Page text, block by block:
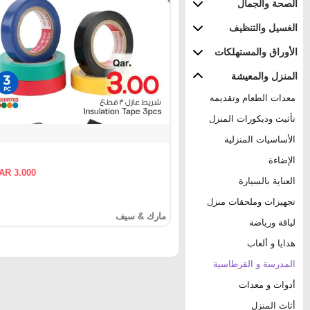
الصحة والجمال
الغسيل والتنظيف
الأوراق والمستهلكات
المنزل والمعيشة
معدات الطعام وتقديمه
تأثيث وديكورات المنزل
الأساسيات المنزلية
الإضاءة
العناية بالسيارة
تجهيزات وملحقات منزل
لياقة ورياضة
هدايا و ألعاب
المدرسة و القرطاسية
أدوات و معدات
أثاث المنزل
3.000
مارك & سيف